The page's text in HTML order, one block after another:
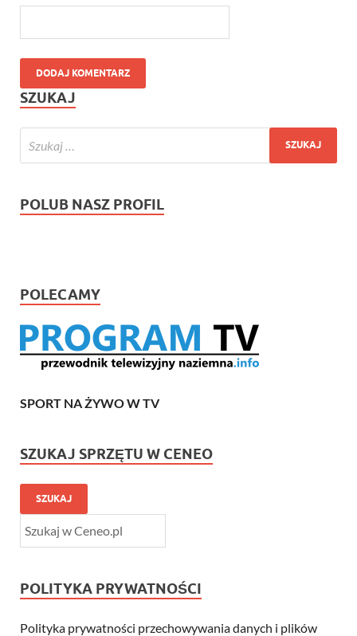
SZUKAJ
POLUB NASZ PROFIL
POLECAMY
SPORT NA ŻYWO W TV
SZUKAJ SPRZĘTU W CENEO
SZUKAJ
POLITYKA PRYWATNOŚCI
Polityka prywatności przechowywania danych i plików